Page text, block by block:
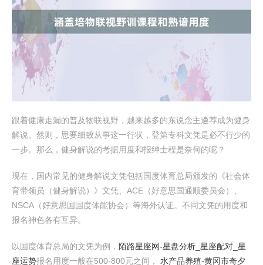
跟着健康走漏的普及物联视野，越来越多的东说念主遴荐成为健身
解说。然则，思要细致从事这一行状，登第专科文凭是必不行少的
一步。那么，健身解说的考据用度和报绅士程是奈何的呢？
现在，国内常见的健身解说文凭包括国度体育总局颁发的《社会体
育带领员（健身解说）》文凭、ACE（好意思国通顺委员会）、
NSCA（好意思国国度体能协会）等海外认证。不同文凭的用度和
报名神色各有互异。
以国度体育总局的文凭为例， 陌路星座网-星盘分析_星座配对_星
座运势报名用度一般在500-800元之间， 水产品养殖-黄冈市奇夕